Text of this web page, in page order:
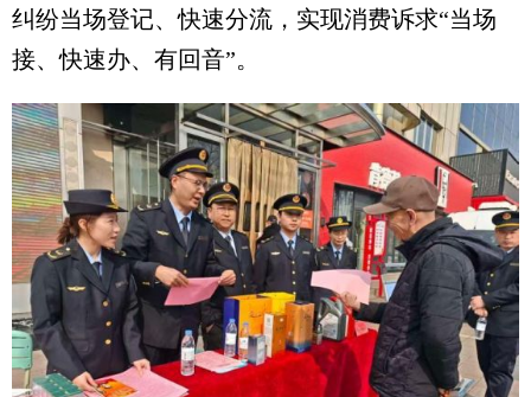
纠纷当场登记、快速分流，实现消费诉求“当场
接、快速办、有回音”。